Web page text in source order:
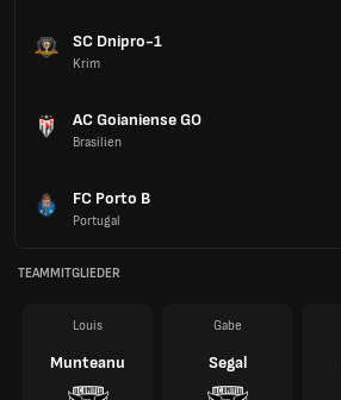
SC Dnipro-1
Krim
AC Goianiense GO
Brasilien
FC Porto B
Portugal
TEAMMITGLIEDER
Louis
Munteanu
Gabe
Segal